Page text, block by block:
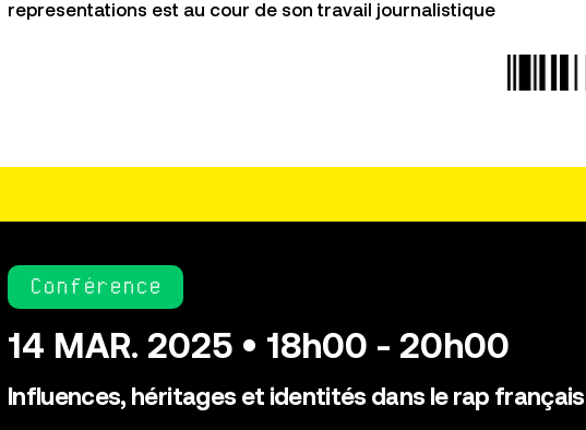
representations est au cour de son travail journalistique
Conférence
14 MAR. 2025 • 18h00 - 20h00
Influences, héritages et identités dans le rap français